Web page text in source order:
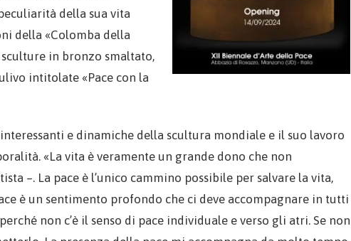
della sua vita
della «Colomba della
in bronzo smaltato,
intitolate «Pace con la
e dinamiche della scultura mondiale e il suo lavoro
«La vita è veramente un grande dono che non
–. La pace è l’unico cammino possibile per salvare la vita,
è un sentimento profondo che ci deve accompagnare in tutti
non c’è il senso di pace individuale e verso gli atri. Se non